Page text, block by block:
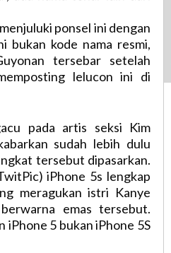
ponsel ini dengan
bukan kode nama resmi,
tersebar setelah
lelucon ini di
pada artis seksi Kim
sudah lebih dulu
tersebut dipasarkan.
iPhone 5s lengkap
meragukan istri Kanye
emas tersebut.
iPhone 5 bukan iPhone 5S